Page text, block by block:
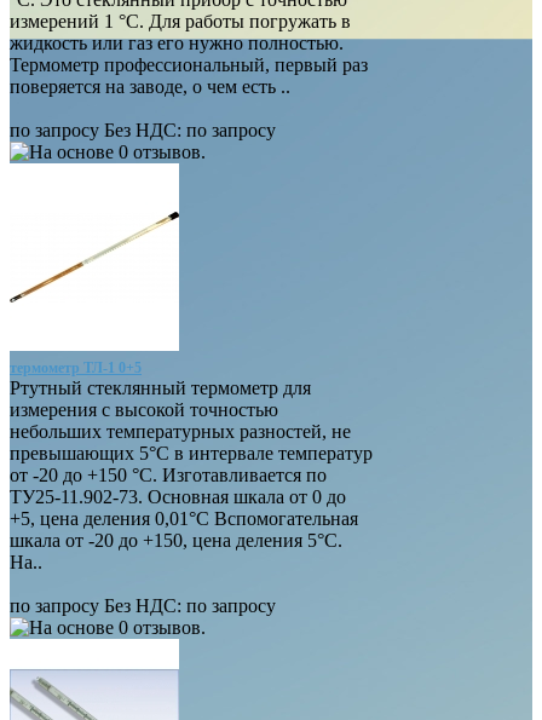
измерений 1 °С. Для работы погружать в
жидкость или газ его нужно полностью.
Термометр профессиональный, первый раз
поверяется на заводе, о чем есть ..
по запросу Без НДС: по запросу
термометр ТЛ-1 0+5
Ртутный стеклянный термометр для
измерения с высокой точностью
небольших температурных разностей, не
превышающих 5°С в интервале температур
от -20 до +150 °С. Изготавливается по
ТУ25-11.902-73. Основная шкала от 0 до
+5, цена деления 0,01°С Вспомогательная
шкала от -20 до +150, цена деления 5°С.
На..
по запросу Без НДС: по запросу